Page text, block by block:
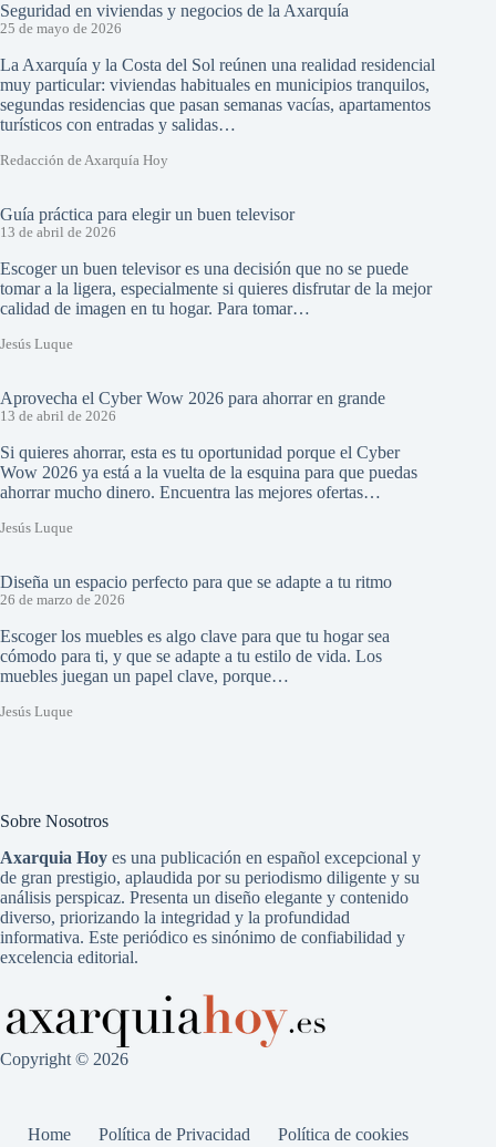
Seguridad en viviendas y negocios de la Axarquía
25 de mayo de 2026
La Axarquía y la Costa del Sol reúnen una realidad residencial
muy particular: viviendas habituales en municipios tranquilos,
segundas residencias que pasan semanas vacías, apartamentos
turísticos con entradas y salidas…
Redacción de Axarquía Hoy
Guía práctica para elegir un buen televisor
13 de abril de 2026
Escoger un buen televisor es una decisión que no se puede
tomar a la ligera, especialmente si quieres disfrutar de la mejor
calidad de imagen en tu hogar. Para tomar…
Jesús Luque
Aprovecha el Cyber Wow 2026 para ahorrar en grande
13 de abril de 2026
Si quieres ahorrar, esta es tu oportunidad porque el Cyber
Wow 2026 ya está a la vuelta de la esquina para que puedas
ahorrar mucho dinero. Encuentra las mejores ofertas…
Jesús Luque
Diseña un espacio perfecto para que se adapte a tu ritmo
26 de marzo de 2026
Escoger los muebles es algo clave para que tu hogar sea
cómodo para ti, y que se adapte a tu estilo de vida. Los
muebles juegan un papel clave, porque…
Jesús Luque
Sobre Nosotros
Axarquia Hoy es una publicación en español excepcional y
de gran prestigio, aplaudida por su periodismo diligente y su
análisis perspicaz. Presenta un diseño elegante y contenido
diverso, priorizando la integridad y la profundidad
informativa. Este periódico es sinónimo de confiabilidad y
excelencia editorial.
Copyright © 2026
Home Política de Privacidad
Política de cookies